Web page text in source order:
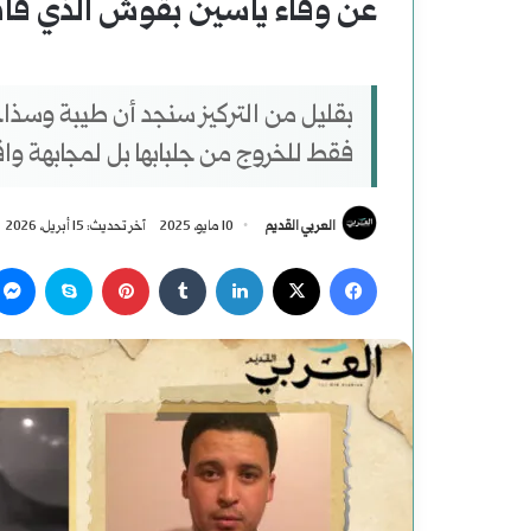
عن وفاء ياسين بقوش الذي
بقليل من التركيز سنجد أن طيبة
فقط للخروج من جلبابها بل لمجابهة
العربي القديم 10 مايو، 2025 آخر تحديث: 15 أبريل، 2026
فيسبوك لينكدإن بينتيريست